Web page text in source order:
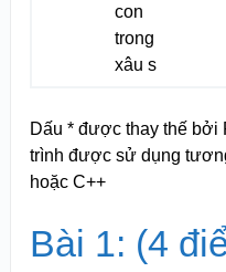
con
trong
xâu s
Dấu * được thay thế bởi
trình được sử dụng
hoặc C++
Bài 1: (4